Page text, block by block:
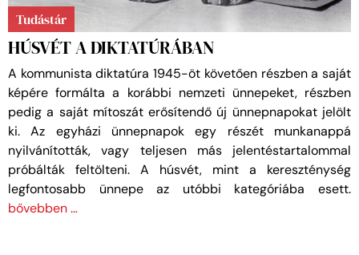
Tudástár
HÚSVÉT A DIKTATÚRÁBAN
A kommunista diktatúra 1945-öt követően részben a saját
képére formálta a korábbi nemzeti ünnepeket, részben
pedig a saját mítoszát erősítendő új ünnepnapokat jelölt
ki. Az egyházi ünnepnapok egy részét munkanappá
nyilvánították, vagy teljesen más jelentéstartalommal
próbálták feltölteni. A húsvét, mint a kereszténység
legfontosabb ünnepe az utóbbi kategóriába esett.
bővebben …